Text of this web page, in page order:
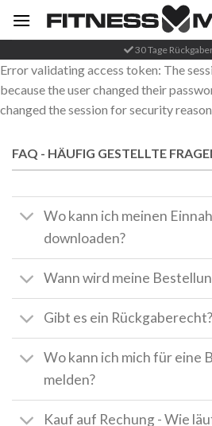
Inhalt
30 Tage
Error validating access token: The
because the user changed their
changed the session for security
FAQ - HÄUFIG GESTELLTE
Wo kann ich meinen
downloaden?
Wann wird meine
Gibt es ein Rückgaberecht?
Wo kann ich mich für eine
melden?
Kauf auf Rechung - Wie